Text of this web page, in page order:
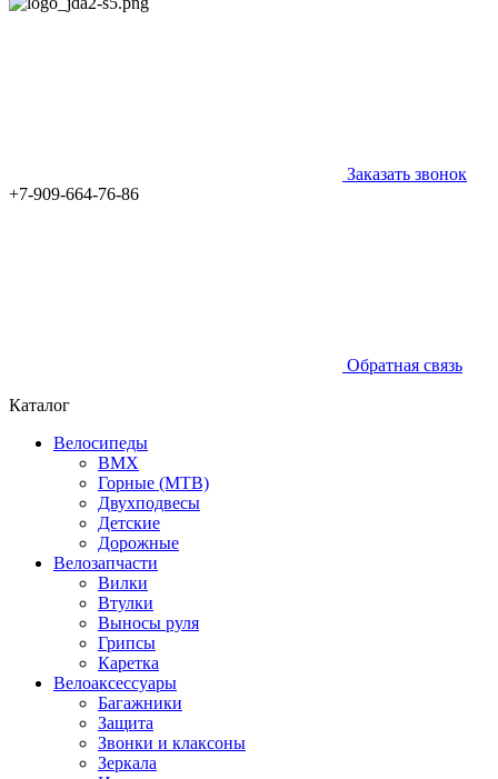
Заказать звонок
+7-909-664-76-86
Обратная связь
Каталог
Велосипеды
BMX
Горные (MTB)
Двухподвесы
Детские
Дорожные
Велозапчасти
Вилки
Втулки
Выносы руля
Грипсы
Каретка
Велоаксессуары
Багажники
Защита
Звонки и клаксоны
Зеркала